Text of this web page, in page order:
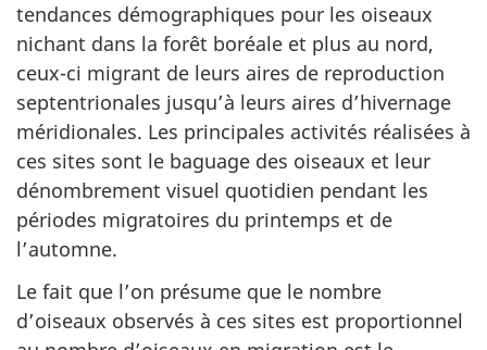
tendances démographiques pour les oiseaux
nichant dans la forêt boréale et plus au nord,
ceux-ci migrant de leurs aires de reproduction
septentrionales jusqu’à leurs aires d’hivernage
méridionales. Les principales activités réalisées à
ces sites sont le baguage des oiseaux et leur
dénombrement visuel quotidien pendant les
périodes migratoires du printemps et de
l’automne.
Le fait que l’on présume que le nombre
d’oiseaux observés à ces sites est proportionnel